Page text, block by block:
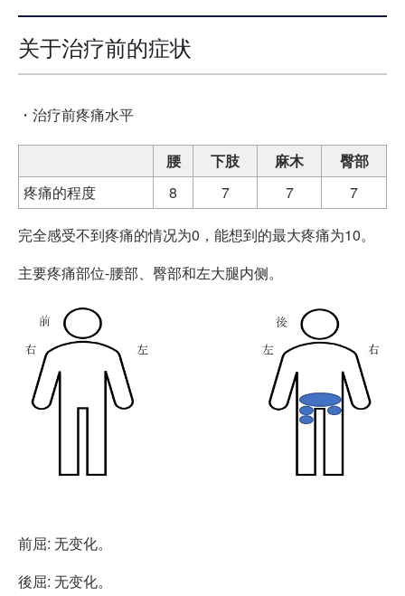
关于治疗前的症状
・治疗前疼痛水平
腰 下肢 麻木
臀部
疼痛的程度
8 7 7 7
完全感受不到疼痛的情况为0，能想到的最大疼痛为10。
主要疼痛部位-腰部、臀部和左大腿内侧。
前屈: 无变化。
後屈: 无变化。